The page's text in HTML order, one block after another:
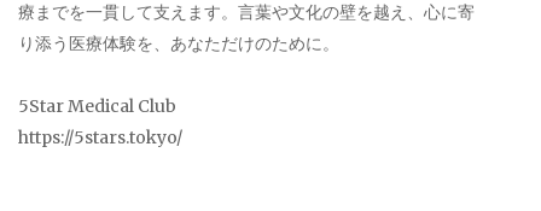
療までを一貫して支えます。言葉や文化の壁を越え、心に寄
り添う医療体験を、あなただけのために。
5Star Medical Club
https://5stars.tokyo/